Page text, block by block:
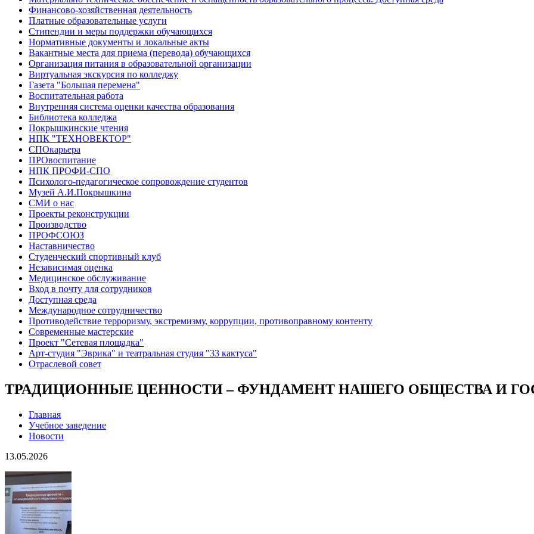
Финансово-хозяйственная деятельность
Платные образовательные услуги
Стипендии и меры поддержки обучающихся
Нормативные документы и локальные акты
Вакантные места для приема (перевода) обучающихся
Организация питания в образовательной организации
Виртуальная экскурсия по колледжу
Газета "Большая перемена"
Воспитательная работа
Внутренняя система оценки качества образования
Библиотека колледжа
Покрышкинские чтения
НПК "ТЕХНОВЕКТОР"
СПОкарьера
ПРОвоспитание
НПК ПРОФИ-СПО
Психолого-педагогическое сопровождение студентов
Музей А.И.Покрышкина
СМИ о нас
Проекты реконструкции
Производство
ПРОФСОЮЗ
Наставничество
Студенческий спортивный клуб
Независимая оценка
Медицинское обслуживание
Вход в почту для сотрудников
Доступная среда
Международное сотрудничество
Противодействие терроризму, экстремизму, коррупции, противоправному контенту
Современные мастерские
Проект "Сетевая площадка"
Арт-студия "Эврика" и театральная студия "33 кактуса"
Отраслевой совет
ТРАДИЦИОННЫЕ ЦЕННОСТИ – ФУНДАМЕНТ НАШЕГО ОБЩЕСТВА И
Главная
Учебное заведение
Новости
13.05.2026